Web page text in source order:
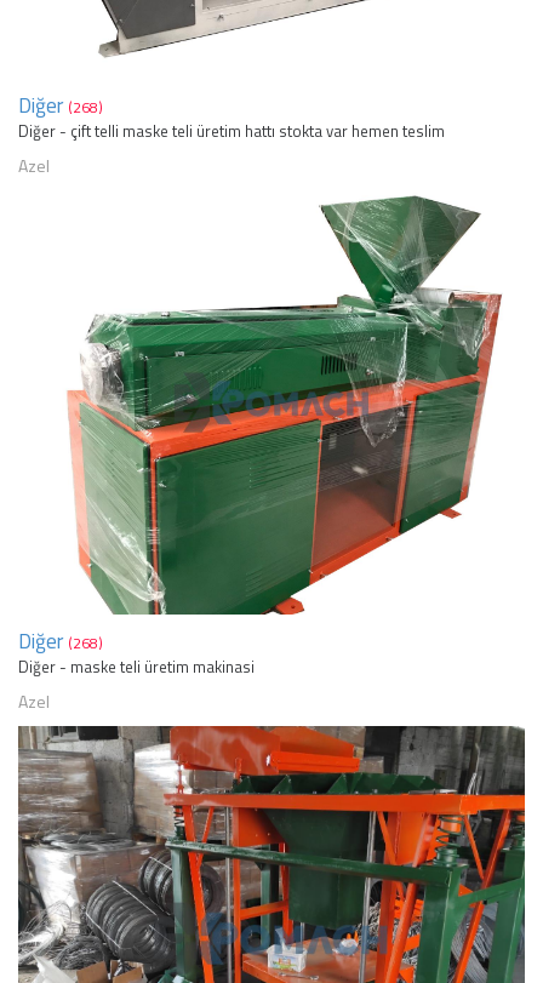
Diğer (268)
Diğer - çift telli maske teli üretim hattı stokta var hemen teslim
Azel
Diğer (268)
Diğer - maske teli üretim makinasi
Azel